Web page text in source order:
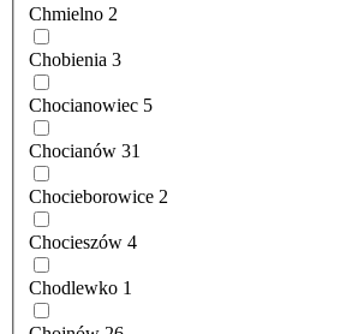
Chmielno 2
Chobienia 3
Chocianowiec 5
Chocianów 31
Chocieborowice 2
Chocieszów 4
Chodlewko 1